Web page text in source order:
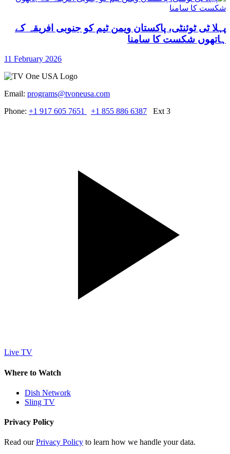
پہلا ٹی ٹوئنٹی، پاکستان ویمن ٹیم کو جنوبی افریقہ کے
ہاتھوں شکست کا سامنا
11 February 2026
Email: programs@tvoneusa.com
Phone: +1 917 605 7651 +1 855 886 6387 Ext 3
Live TV
Where to Watch
Dish Network
Sling TV
Privacy Policy
Read ourPrivacy Policy to learn how we handle your data.